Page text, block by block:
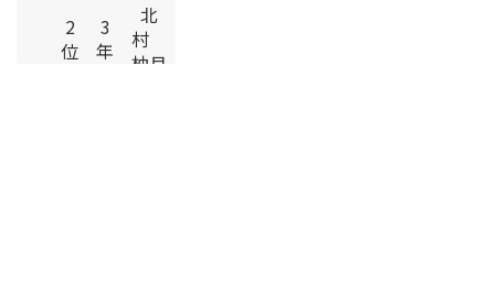
2
位
3
年
北
村
柚月